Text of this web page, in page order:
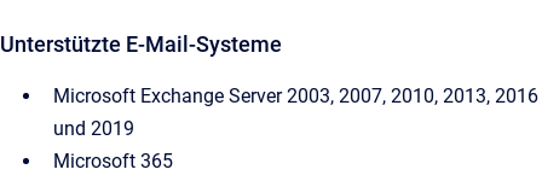
Unterstützte E-Mail-Systeme
Microsoft Exchange Server 2003, 2007, 2010, 2013, 2016
und 2019
Microsoft 365